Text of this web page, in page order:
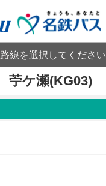
路線を選択してください
苧ケ瀬(KG03)